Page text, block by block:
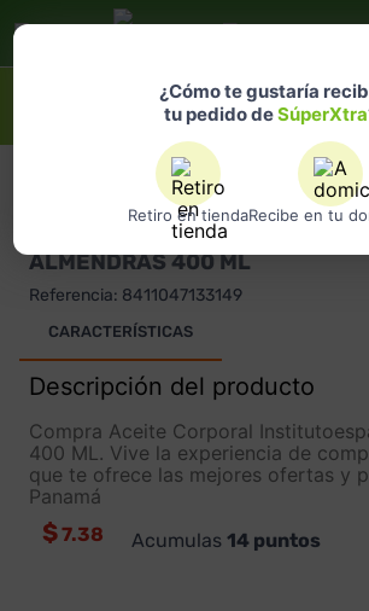
¿Cómo te gustaría
tu pedido deSúperXtra
Retiro en tiendaRecibe en tu
¿Qué estás buscando?
INSTITUTO ESPAÑOL
ACEITE CORPORAL
ALMENDRAS 400 ML
Referencia: 8411047133149
CARACTERÍSTICAS
Descripción del producto
Compra Aceite Corporal
400 ML. Vive la experiencia de
que te ofrece las mejores ofertas y
Panamá
$7.38 Acumulas 14puntos